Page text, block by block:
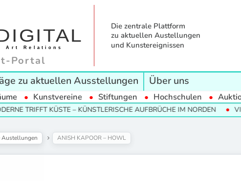
Portal
Die zentrale Plattform
zu aktuellen Austellungen
und Kunstereignissen
zu aktuellen Ausstellungen Über uns
Kunstvereine Stiftungen Hochschulen
KÜSTE – KÜNSTLERISCHE AUFBRÜCHE IM NORDEN VIDEO
ANISH KAPOOR – HOWL